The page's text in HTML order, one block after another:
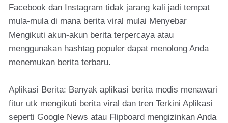
Facebook dan Instagram tidak jarang kali jadi tempat
mula-mula di mana berita viral mulai Menyebar
Mengikuti akun-akun berita terpercaya atau
menggunakan hashtag populer dapat menolong Anda
menemukan berita terbaru.
Aplikasi Berita: Banyak aplikasi berita modis menawari
fitur utk mengikuti berita viral dan tren Terkini Aplikasi
seperti Google News atau Flipboard mengizinkan Anda